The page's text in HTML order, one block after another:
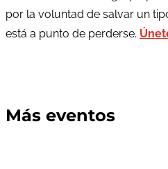
por la voluntad de salvar un
está a punto de perderse.
Más eventos